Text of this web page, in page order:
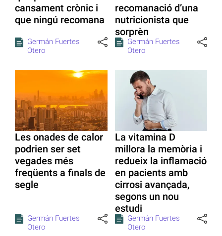
cansament crònic i
que ningú recomana
Germán Fuertes
Otero
recomanació d’una
nutricionista que
sorprèn
Germán Fuertes
Otero
Les onades de calor
podrien ser set
vegades més
freqüents a finals de
segle
Germán Fuertes
Otero
La vitamina D
millora la memòria i
redueix la inflamació
en pacients amb
cirrosi avançada,
segons un nou
estudi
Germán Fuertes
Otero